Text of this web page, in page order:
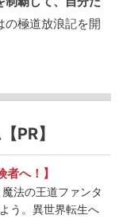
の極道放浪記を開
PR】
者へ！】
法の王道ファンタ
う。異世界転生へ